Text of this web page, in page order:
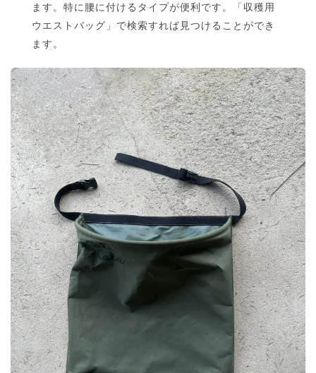
ます。特に腰に付けるタイプが便利です。「収穫用
ウエストバッグ」で検索すれば見つけることができ
ます。